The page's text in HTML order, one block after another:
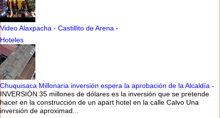
Video Alaxpacha - Castillito de Arena -
Hoteles
Chuquisaca Millonaria inversión espera la aprobación de la Alcaldía -
INVERSIÓN 35 millones de dólares es la inversión que se pretende
hacer en la construcción de un apart hotel en la calle Calvo Una
inversión de aproximad...